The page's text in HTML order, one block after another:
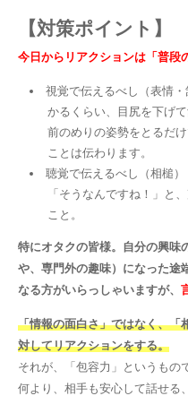
【対策ポイント】
今日からリアクションは「普段
視覚で伝えるべし（表情
かるくらい、目尻を下げて
前のめりの姿勢をとるだ
ことは伝わります。
聴覚で伝えるべし（相槌）
「そうなんですね！」と
こと。
特にオタクの皆様。自分の興味
や、専門外の趣味）になった途
なる方がいらっしゃいますが、
「情報の面白さ」ではなく、「
対してリアクションをする。
それが、「包容力」というもの
何より、相手も安心して話せる